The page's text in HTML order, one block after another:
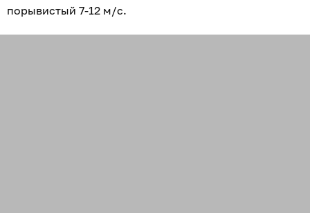
порывистый 7-12 м/с.